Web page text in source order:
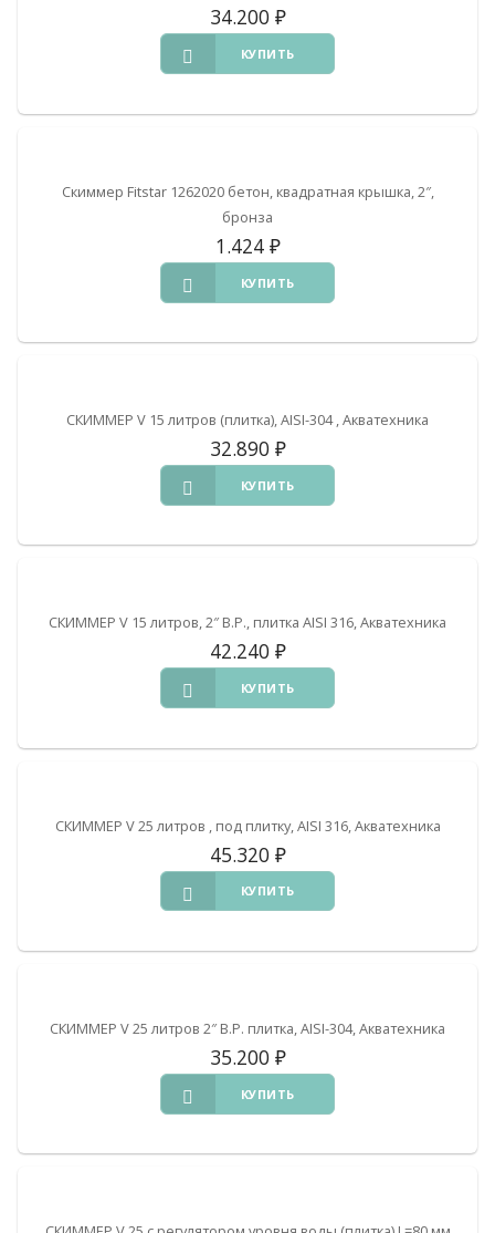
34.200 ₽
КУПИТЬ
Скиммер Fitstar 1262020 бетон, квадратная крышка, 2″,
бронза
1.424 ₽
КУПИТЬ
СКИММЕР V 15 литров (плитка), AISI-304 , Акватехника
32.890 ₽
КУПИТЬ
СКИММЕР V 15 литров, 2″ В.Р., плитка AISI 316, Акватехника
42.240 ₽
КУПИТЬ
СКИММЕР V 25 литров , под плитку, AISI 316, Акватехника
45.320 ₽
КУПИТЬ
СКИММЕР V 25 литров 2″ В.Р. плитка, AISI-304, Акватехника
35.200 ₽
КУПИТЬ